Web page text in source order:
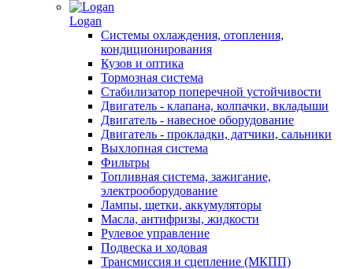
Logan
Системы охлаждения, отопления,
кондиционирования
Кузов и оптика
Тормозная система
Стабилизатор поперечной устойчивости
Двигатель - клапана, колпачки, вкладыши
Двигатель - навесное оборудование
Двигатель - прокладки, датчики, сальники
Выхлопная система
Фильтры
Топливная система, зажигание,
электрооборудование
Лампы, щетки, аккумуляторы
Масла, антифризы, жидкости
Рулевое управление
Подвеска и ходовая
Трансмиссия и сцепление (МКПП)